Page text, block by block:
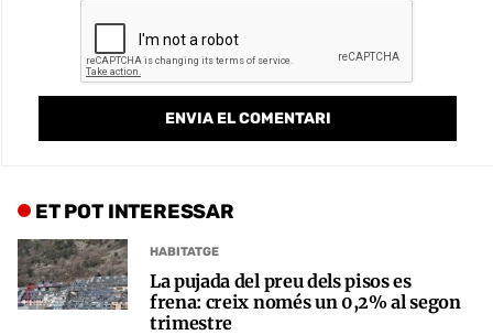
ET POT INTERESSAR
HABITATGE
La pujada del preu dels pisos es
frena: creix només un 0,2% al segon
trimestre